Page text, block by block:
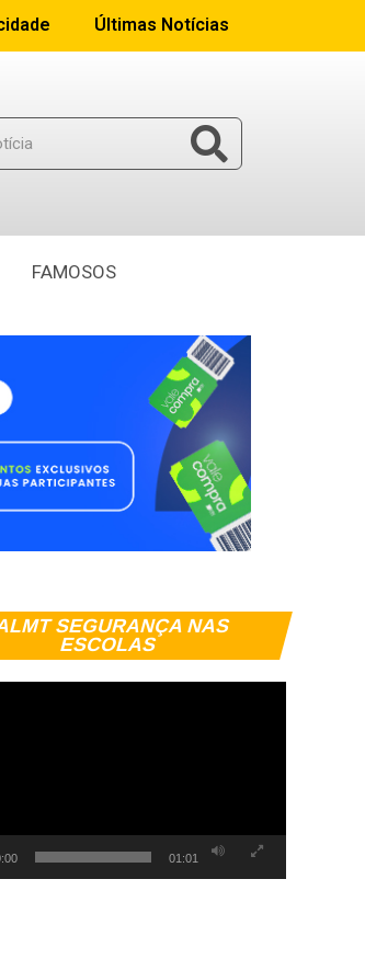
Últimas Notícias
FAMOSOS
SEGURANÇA NAS
ESCOLAS
Tocador
de
01:01